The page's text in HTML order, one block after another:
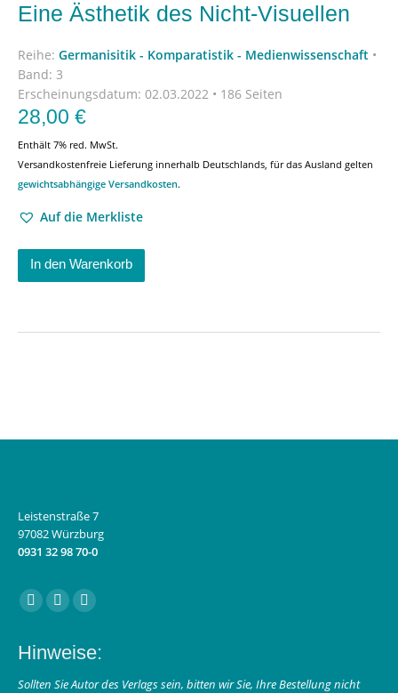
Eine Ästhetik des Nicht-Visuellen
Reihe: Germanisitik - Komparatistik - Medienwissenschaft •
Band: 3
Erscheinungsdatum: 02.03.2022 • 186 Seiten
28,00 €
Enthält 7% red. MwSt.
Versandkostenfreie Lieferung innerhalb Deutschlands, für das Ausland gelten
gewichtsabhängige Versandkosten.
Auf die Merkliste
In den Warenkorb
Leistenstraße 7
97082 Würzburg
0931 32 98 70-0
Finden Sie uns auf:
Facebook
opens
in
Instagram
opens
in
E-
page
opens
Hinweise:
Sollten Sie Autor des Verlags sein, bitten wir Sie, Ihre Bestellung nicht